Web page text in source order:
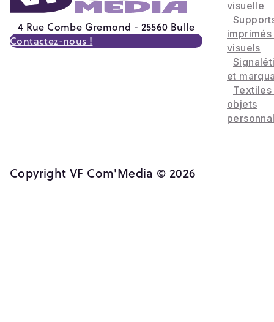
4 Rue Combe Gremond - 25560 Bulle
Contactez-nous !
visuelle
imprimés
visuels
et
Textiles
objets
Copyright VF Com'Media © 2026